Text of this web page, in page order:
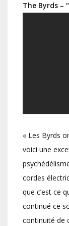
The Byrds –
« Les Byrds
voici une
cordes
que c’est ce
continué ce
continuité de